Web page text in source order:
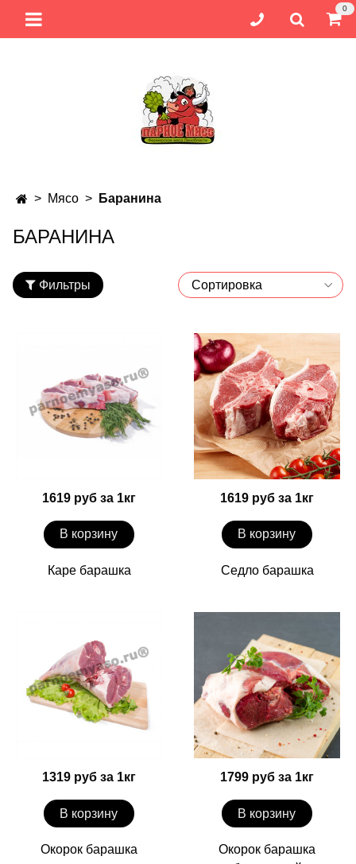
0
Мясо Баранина
БАРАНИНА
Фильтры
1619 руб за 1кг
В корзину
Каре барашка
1619 руб за 1кг
В корзину
Седло барашка
1319 руб за 1кг
В корзину
Окорок барашка
1799 руб за 1кг
В корзину
Окорок барашка